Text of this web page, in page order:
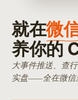
就在微
养你的
大事件推送、查
实盘——全在微信
量
OKX